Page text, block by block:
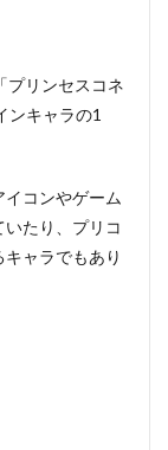
プリンセスコネ
ンキャラの1
イコンやゲーム
たり、プリコ
ャラでもあり